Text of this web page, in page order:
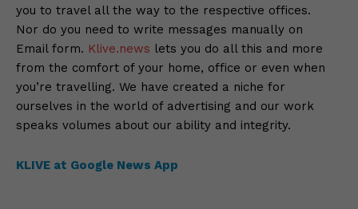
you to travel all the way to the respective offices.
Nor do you need to write messages manually on
Email form. Klive.news lets you do all this and more
from the comfort of your home, office or even when
you’re travelling. We have created a niche for
ourselves in the world of advertising and our work
speaks volumes about our ability and integrity.
KLIVE at Google News App